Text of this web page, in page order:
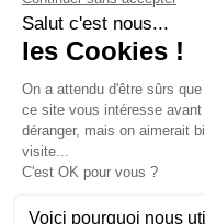
Ma facture
Mentions légales
Conditions générales
SERVICE
Pièces détachées